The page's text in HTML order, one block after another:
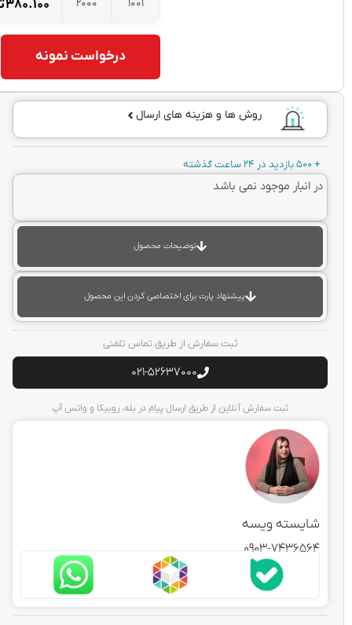
2000 ۳۸۰.۱۰۰تومان
درخواست نمونه
روش ها و هزینه های ارسال
انبار موجود نمی باشد
توضیحات محصول
پیشنهاد پارت برای اختصاصی کردن این محصول
ثبت سفارش از طریق تماس تلفنی
021-52637000
ثبت سفارش آنلاین از طریق ارسال پیام در بله، روبیکا و واتس آپ
ویسه
0903-